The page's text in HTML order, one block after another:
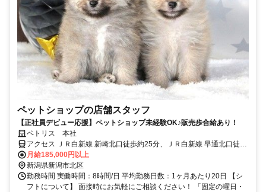
ペットショップの店舗スタッフ
【正社員デビュー応援】ペットショップ未経験OK♪販売歩合給あり！
ペトリス 本社
アクセス ＪＲ白新線 新崎北口徒歩約25分、ＪＲ白新線 早通北口徒歩
約38分、ＪＲ白新線/ＪＲ羽越本線 大形北口徒歩約51分 JR「新崎
駅」より車で約6分
月給185,000円以上
新潟県新潟市北区
勤務時間 実働時間：8時間/日 平均勤務日数：1ヶ月あたり20日 【シ
フトについて】 面接時にお気軽にご相談ください！ 「固定の曜日・